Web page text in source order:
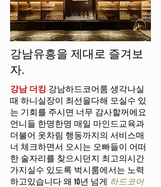
강남유흥을 제대로 즐겨보
자.
강남 더킹 강남하드코어룸 생각나실
때 하니실장이 최선을다해 모실수 있
는 기회를 주시면 너무 감사할꺼에요
언니들 한명한명 매일 마인드교육과
더불어 옷차림 행동까지의 서비스매
너 체크하면서 오시는 오빠들이 어떠
한 술자리를 찾으시던지 최고의시간
가지실수 있도록 벅시룸에서는 노력
하고있습니다 왜 10년 넘게 하드코어